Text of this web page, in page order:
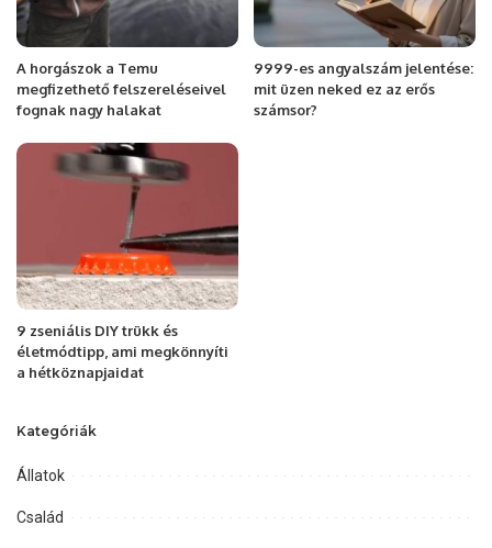
A horgászok a Temu
megfizethető felszereléseivel
fognak nagy halakat
9999-es angyalszám jelentése:
mit üzen neked ez az erős
számsor?
9 zseniális DIY trükk és
életmódtipp, ami megkönnyíti
a hétköznapjaidat
Kategóriák
Állatok
Család